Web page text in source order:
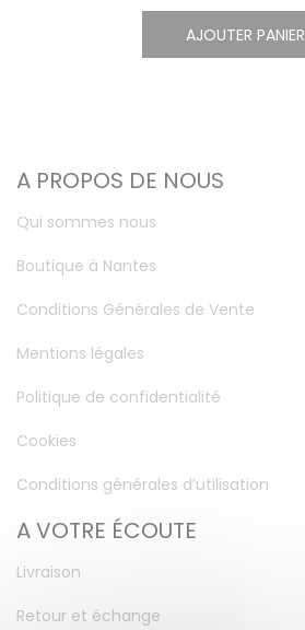
AJOUTER PANIER
A PROPOS DE NOUS
Qui sommes nous
Boutique à Nantes
Conditions Générales de Vente
Mentions légales
Politique de confidentialité
Cookies
Conditions générales d’utilisation
A VOTRE ÉCOUTE
Livraison
Retour et échange